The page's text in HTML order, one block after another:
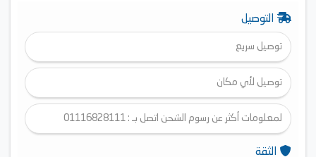
التوصيل
توصيل سريع
توصيل لأي مكان
لمعلومات أكثر عن رسوم الشحن اتصل بـ : 01116828111
الثقة